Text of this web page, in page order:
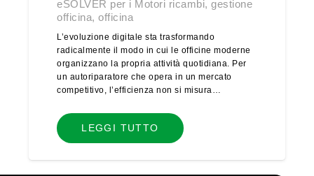
eSOLVER per i Motori ricambi,gestione
officina,officina
L’evoluzione digitale sta trasformando
radicalmente il modo in cui le officine moderne
organizzano la propria attività quotidiana. Per
un autoriparatore che opera in un mercato
competitivo, l’efficienza non si misura…
LEGGI TUTTO